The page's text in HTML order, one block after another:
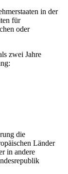
in der
für
oder
zwei Jahre
die
Länder
in andere